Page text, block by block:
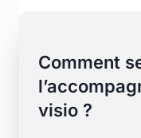
Comment
visio ?